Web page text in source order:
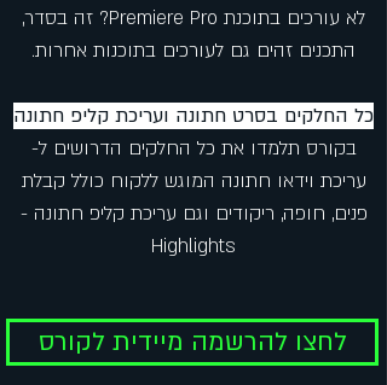
לא עורכים בתוכנת Premiere Pro? זה בסדר,
התכנים זהים גם לעורכים בתוכנות אחרות.
כל החלקים בסרט חתונה ועריכת קליפ חתונה
בקורס תלמדו את כל החלקים הדרושים ל-
עריכת וידאו חתונה המוגש ללקוח כולל קבלת
פנים, חופה, ריקודים וגם עריכת קליפ חתונה -
Highlights
לחצו להרשמה מיידית לקורס